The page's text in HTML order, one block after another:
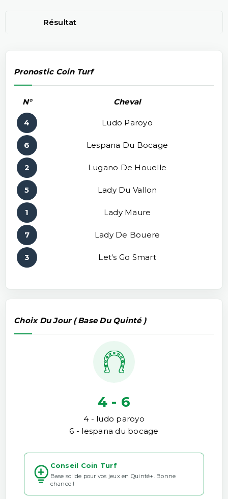
Résultat
Pronostic Coin Turf
N° Cheval
4 Ludo Paroyo
6 Lespana Du Bocage
2 Lugano De Houelle
5 Lady Du Vallon
1 Lady Maure
7 Lady De Bouere
3 Let's Go Smart
Choix Du Jour ( Base Du Quinté )
4 - 6
4 - ludo paroyo
6 - lespana du bocage
Conseil Coin Turf
Base solide pour vos jeux en Quinté+. Bonne
chance !